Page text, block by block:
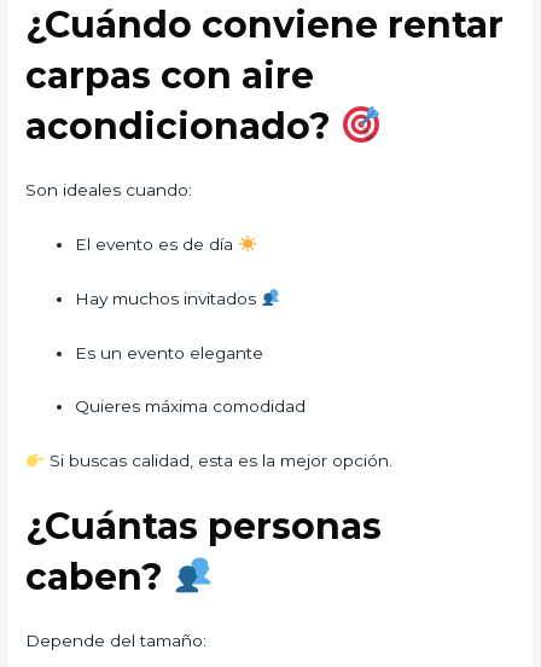
¿Cuándo conviene rentar
carpas con aire
acondicionado?
Son ideales cuando:
El evento es de día
Hay muchos invitados
Es un evento elegante
Quieres máxima comodidad
Si buscas calidad, esta es la mejor opción.
¿Cuántas personas
caben?
Depende del tamaño: